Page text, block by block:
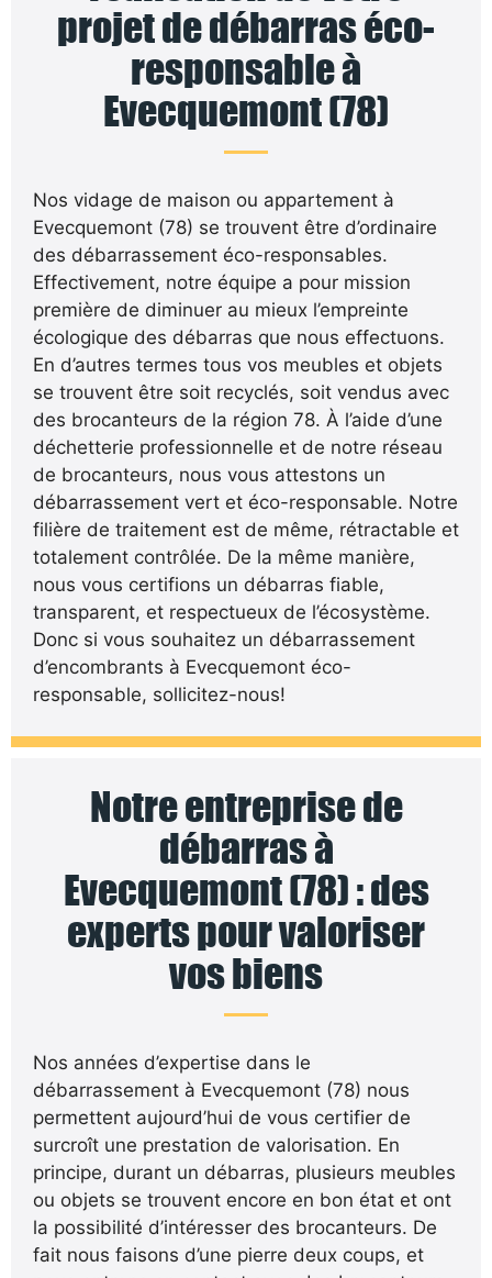
projet de débarras éco-
responsable à
Evecquemont (78)
Nos vidage de maison ou appartement à
Evecquemont (78) se trouvent être d’ordinaire
des débarrassement éco-responsables.
Effectivement, notre équipe a pour mission
première de diminuer au mieux l’empreinte
écologique des débarras que nous effectuons.
En d’autres termes tous vos meubles et objets
se trouvent être soit recyclés, soit vendus avec
des brocanteurs de la région 78. À l’aide d’une
déchetterie professionnelle et de notre réseau
de brocanteurs, nous vous attestons un
débarrassement vert et éco-responsable. Notre
filière de traitement est de même, rétractable et
totalement contrôlée. De la même manière,
nous vous certifions un débarras fiable,
transparent, et respectueux de l’écosystème.
Donc si vous souhaitez un débarrassement
d’encombrants à Evecquemont éco-
responsable, sollicitez-nous!
Notre entreprise de
débarras à
Evecquemont (78) : des
experts pour valoriser
vos biens
Nos années d’expertise dans le
débarrassement à Evecquemont (78) nous
permettent aujourd’hui de vous certifier de
surcroît une prestation de valorisation. En
principe, durant un débarras, plusieurs meubles
ou objets se trouvent encore en bon état et ont
la possibilité d’intéresser des brocanteurs. De
fait nous faisons d’une pierre deux coups, et